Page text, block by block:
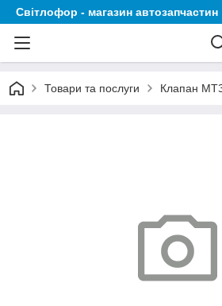
Світлофор - магазин автозапчастин
Товари та послуги Клапан